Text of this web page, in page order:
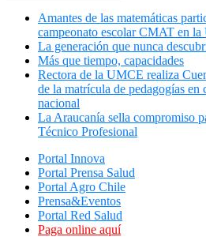
Amantes de las matemáticas
campeonato escolar CMAT en
La generación que nunca
Más que tiempo, capacidades
Rectora de la UMCE realiza
de la matrícula de pedagogías en
nacional
La Araucanía sella compromiso
Técnico Profesional
Portal Innova
Portal Prensa Salud
Portal Agro Chile
Prensa&Eventos
Portal Red Salud
Paga online aquí